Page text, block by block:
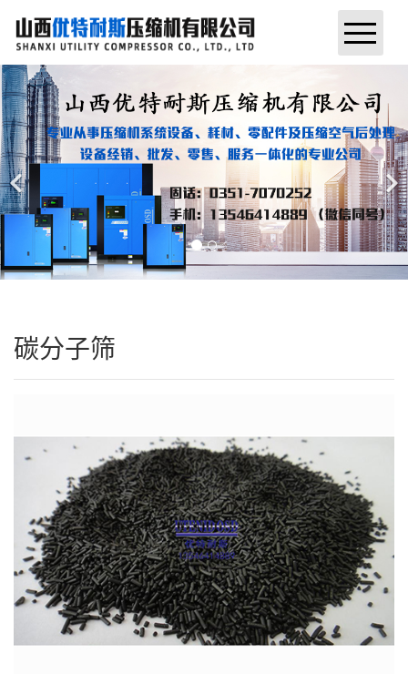
网站首页
公司简介
新闻动态
产品展示
联系我们
碳分子筛